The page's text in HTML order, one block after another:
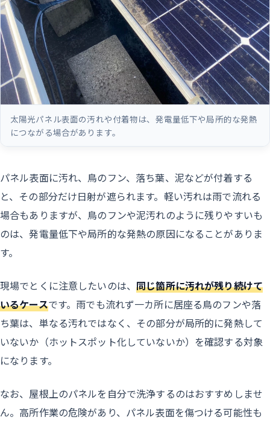
太陽光パネル表面の汚れや付着物は、発電量低下や局所的な発熱
につながる場合があります。
パネル表面に汚れ、鳥のフン、落ち葉、泥などが付着する
と、その部分だけ日射が遮られます。軽い汚れは雨で流れる
場合もありますが、鳥のフンや泥汚れのように残りやすいも
のは、発電量低下や局所的な発熱の原因になることがありま
す。
現場でとくに注意したいのは、同じ箇所に汚れが残り続けて
いるケースです。雨でも流れず一カ所に居座る鳥のフンや落
ち葉は、単なる汚れではなく、その部分が局所的に発熱して
いないか（ホットスポット化していないか）を確認する対象
になります。
なお、屋根上のパネルを自分で洗浄するのはおすすめしませ
ん。高所作業の危険があり、パネル表面を傷つける可能性も